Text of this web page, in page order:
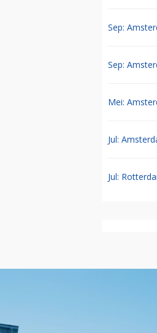
Sep:
Sep:
Mei:
Jul:
Jul: